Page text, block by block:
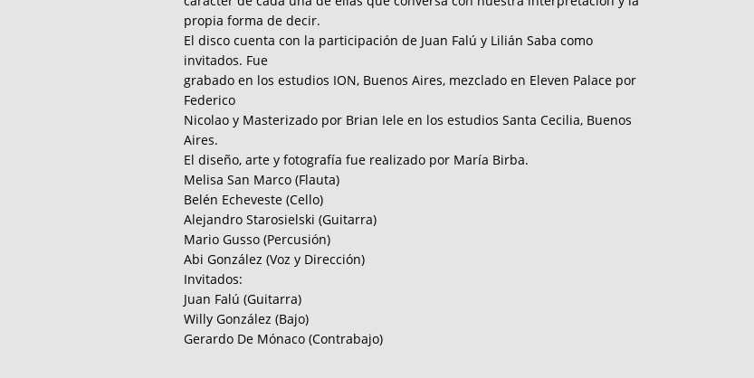
propia forma de decir.
El disco cuenta con la participación de Juan Falú y Lilián Saba como
invitados. Fue
grabado en los estudios ION, Buenos Aires, mezclado en Eleven Palace por
Federico
Nicolao y Masterizado por Brian Iele en los estudios Santa Cecilia, Buenos
Aires.
El diseño, arte y fotografía fue realizado por María Birba.
Melisa San Marco (Flauta)
Belén Echeveste (Cello)
Alejandro Starosielski (Guitarra)
Mario Gusso (Percusión)
Abi González (Voz y Dirección)
Invitados:
Juan Falú (Guitarra)
Willy González (Bajo)
Gerardo De Mónaco (Contrabajo)